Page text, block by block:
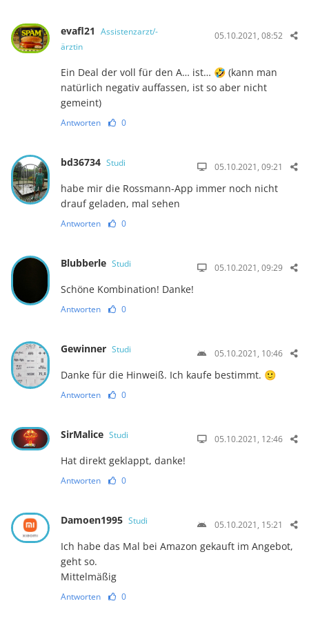
evafl21 Assistenzarzt/-
ärztin
05.10.2021, 08:52
Ein Deal der voll für den A… ist… 🤣 (kann man
natürlich negativ auffassen, ist so aber nicht
gemeint)
Antworten 0
bd36734 Studi 05.10.2021, 09:21
habe mir die Rossmann-App immer noch nicht
drauf geladen, mal sehen
Antworten 0
Blubberle Studi 05.10.2021, 09:29
Schöne Kombination! Danke!
Antworten 0
Gewinner Studi 05.10.2021, 10:46
Danke für die Hinweiß. Ich kaufe bestimmt. 🙂
Antworten 0
SirMalice Studi 05.10.2021, 12:46
Hat direkt geklappt, danke!
Antworten 0
Damoen1995 Studi 05.10.2021, 15:21
Ich habe das Mal bei Amazon gekauft im Angebot,
geht so.
Mittelmäßig
Antworten 0